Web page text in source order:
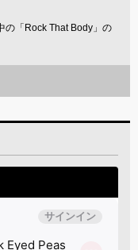
の「Rock That Body」の